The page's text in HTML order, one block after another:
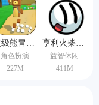
超级熊冒险中文版
角色扮演
227M
亨利火柴人重制版
益智休闲
411M